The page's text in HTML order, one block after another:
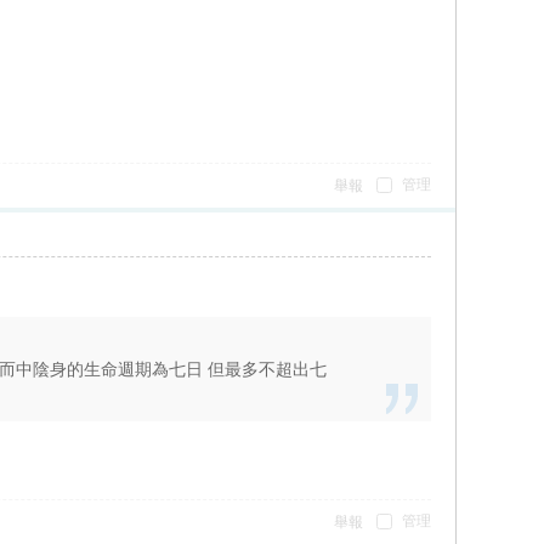
管理
舉報
中陰身的生命週期為七日 但最多不超出七
管理
舉報